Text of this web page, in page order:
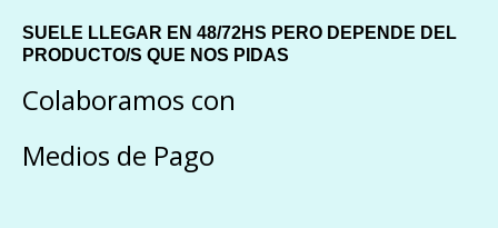
SUELE LLEGAR EN 48/72HS PERO DEPENDE DEL
PRODUCTO/S QUE NOS PIDAS
Colaboramos con
Medios de Pago